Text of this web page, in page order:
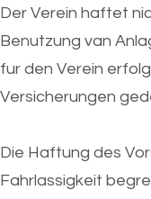
Der Verein haftet
Benutzung van
fur den Verein
Versicherungen
Die Haftung des
Fahrlassigkeit